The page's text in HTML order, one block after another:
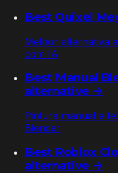
Best Quixel
Melhor alternativa
com IA
Best Manual
alternative →
Pintura manual e
Blender
Best Roblox
alternative →